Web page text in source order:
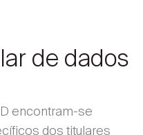
de dados
encontram-se
dos titulares